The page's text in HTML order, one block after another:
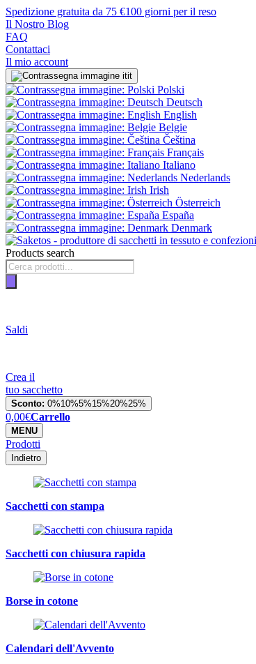
Spedizione gratuita da 75 €100 giorni per il reso
Il Nostro Blog
FAQ
Contattaci
Il mio account
it
Polski
Deutsch
English
Belgie
Čeština
Français
Italiano
Nederlands
Irish
Österreich
España
Denmark
Products search
Saldi
Crea il
tuo sacchetto
Sconto: 0%10%5%15%20%25%
0,00€Carrello
MENU
Prodotti
Indietro
Sacchetti con stampa
Sacchetti con chiusura rapida
Borse in cotone
Calendari dell'Avvento